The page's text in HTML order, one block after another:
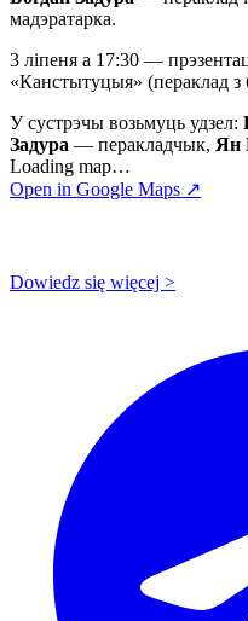
мадэратарка.
3 ліпеня а 17:30 —
«Канстытуцыя» (пераклад з
У сустрэчы возьмуць удзел:
Задура — перакладчык, Ян
Loading map…
Open in Google Maps ↗
Dowiedz się więcej >